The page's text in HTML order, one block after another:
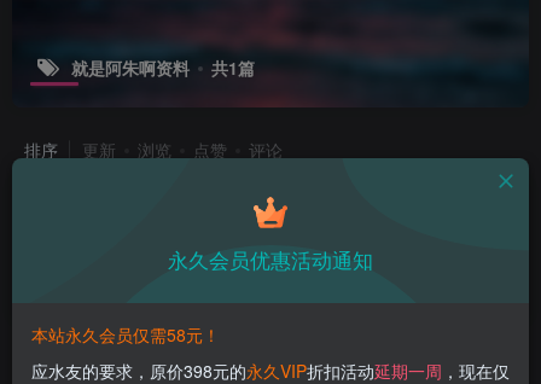
就是阿朱啊资料 共1篇
排序 更新 浏览 点赞 评论
就是阿朱啊最新作品，花漾之美与阿朱
绝妙碰撞！
热点资讯
永久会员优惠活动通知
本站永久会员仅需58元！
应水友的要求，原价398元的永久VIP折扣活动延期一周 ，现在仅